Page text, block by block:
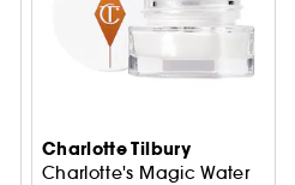
Charlotte Tilbury
Charlotte's Magic Water